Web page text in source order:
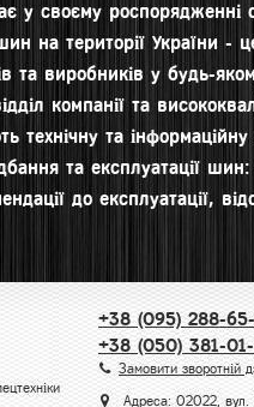
у своєму роспорядженні
на території України -
та виробників у будь-
компанії та
технічну та інформаційну
та експлуатації
до експлуатації,
+38 (095) 288-
+38 (050) 381-
Замовити зворотній
Адреса: 02022, вул.